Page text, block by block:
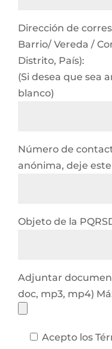
Dirección de
Barrio/ Vereda /
Distrito, País):
(Si desea que sea
blanco)
Número de
anónima, deje
Objeto de la
Adjuntar
doc, mp3, mp4)
Acepto los